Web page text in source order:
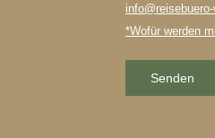
*Wofür werden
Senden